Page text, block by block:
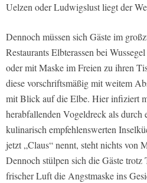
Uelzen oder Ludwigslust liegt der
Dennoch müssen sich Gäste im
Restaurants Elbterassen bei
oder mit Maske im Freien zu ihren
diese vorschriftsmäßig mit weitem
mit Blick auf die Elbe. Hier infiziert
herabfallenden Vogeldreck als
kulinarisch empfehlenswerten
jetzt „Claus“ nennt, steht nichts von
Dennoch stülpen sich die Gäste
frischer Luft die Angstmaske ins